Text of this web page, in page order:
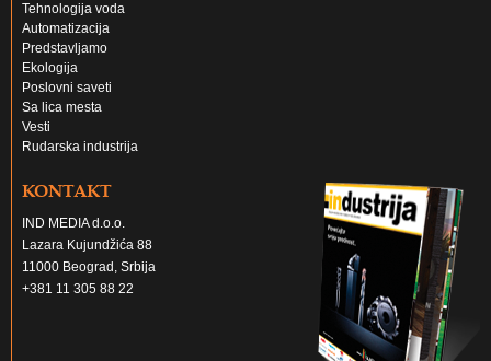
Tehnologija voda
Automatizacija
Predstavljamo
Ekologija
Poslovni saveti
Sa lica mesta
Vesti
Rudarska industrija
KONTAKT
IND MEDIA d.o.o.
Lazara Kujundžića 88
11000 Beograd, Srbija
+381 11 305 88 22